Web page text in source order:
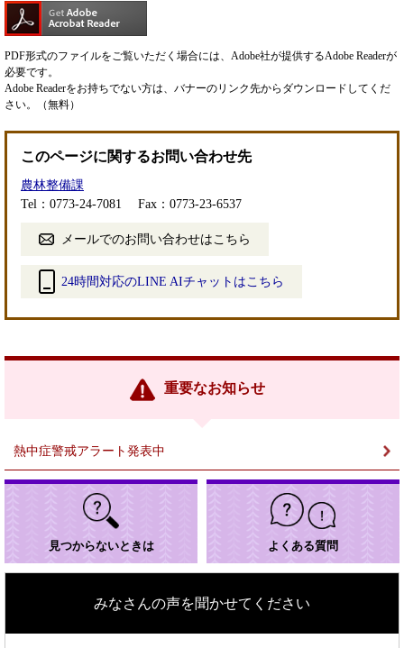
PDF形式のファイルをご覧いただく場合には、Adobe社が提供するAdobe Readerが
必要です。
Adobe Readerをお持ちでない方は、バナーのリンク先からダウンロードしてくだ
さい。（無料）
このページに関するお問い合わせ先
農林整備課
Tel：0773-24-7081
Fax：0773-23-6537
メールでのお問い合わせはこちら
24時間対応のLINE AIチャットはこちら
リ
重要なお知らせ
熱中症警戒アラート発表中
見つからないときは よくある質問
みなさんの声を聞かせてください